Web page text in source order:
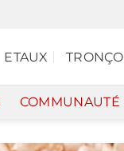
ETAUX
COMMUNAUTÉ